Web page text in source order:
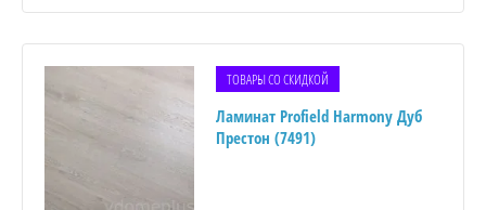
ТОВАРЫ СО СКИДКОЙ
Ламинат Profield Harmony Дуб
Престон (7491)